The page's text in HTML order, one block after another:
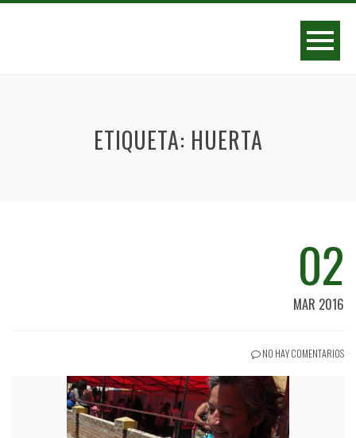
ETIQUETA: HUERTA
02
MAR 2016
NO HAY COMENTARIOS